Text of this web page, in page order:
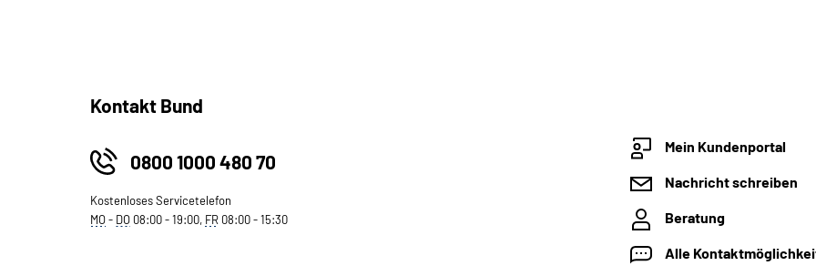
Kontakt Bund
0800 1000 480 70
Kostenloses Servicetelefon
MO- DO 08:00 - 19:00, FR 08:00 - 15:30
Mein Kundenportal
Nachricht schreiben
Beratung
Alle